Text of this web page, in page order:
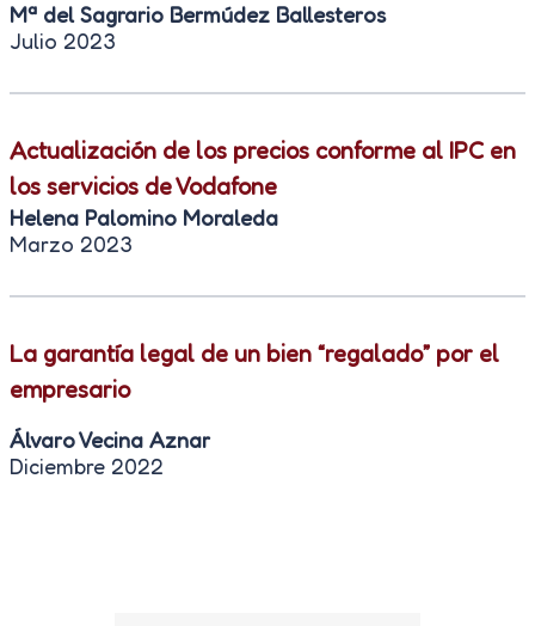
Mª del Sagrario Bermúdez Ballesteros
Julio 2023
Actualización de los precios conforme al IPC en
los servicios de Vodafone
Helena Palomino Moraleda
Marzo 2023
La garantía legal de un bien “regalado” por el
empresario
Álvaro Vecina Aznar
Diciembre 2022